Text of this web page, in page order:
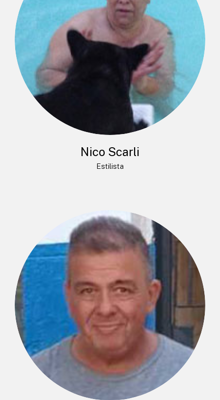
Nico Scarli
Estilista